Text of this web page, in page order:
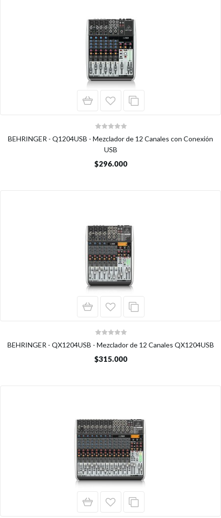
BEHRINGER - Q1204USB - Mezclador de 12 Canales con Conexión
USB
$296.000
BEHRINGER - QX1204USB - Mezclador de 12 Canales QX1204USB
$315.000